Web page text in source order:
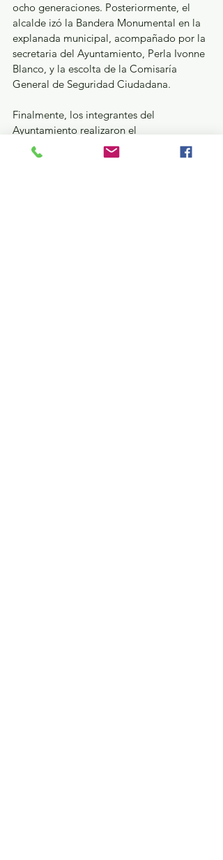
ocho generaciones. Posteriormente, el
alcalde izó la Bandera Monumental en la
explanada municipal, acompañado por la
secretaria del Ayuntamiento, Perla Ivonne
Blanco, y la escolta de la Comisaría
General de Seguridad Ciudadana.
Finalmente, los integrantes del
Ayuntamiento realizaron el
abanderamiento de las escoltas de 15
instituciones educativas. La ceremonia